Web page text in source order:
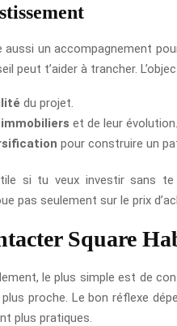
aussi un accompagnement
peut t’aider à trancher.
du projet.
et de leur évolution.
pour construire un
si tu veux investir sans
pas seulement sur le prix
Square
le plus simple est de
plus proche. Le bon réflexe
plus pratiques.